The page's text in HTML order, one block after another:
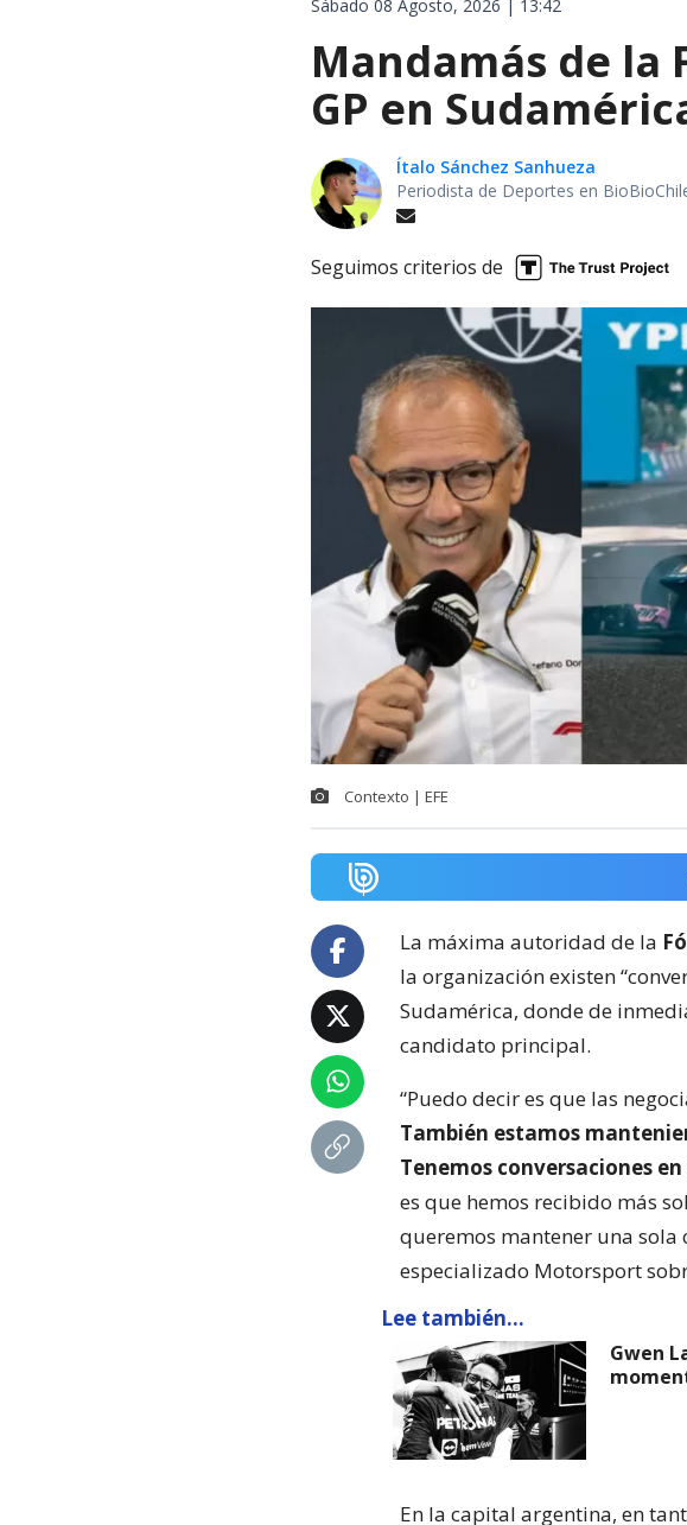
Sábado 08 Agosto, 2026 | 13:42
Mandamás de
GP en
Ítalo Sánchez Sanhueza
Periodista de Deportes en
Seguimos criterios de
Contexto | EFE
La máxima autoridad de la
la organización existen
Sudamérica, donde de
candidato principal.
“Puedo decir es que las
También estamos
Tenemos conversaciones
es que hemos recibido más
queremos mantener una sola
especializado Motorsport
Lee también...
Gwen
En la capital argentina, en